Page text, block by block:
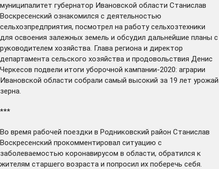
муниципалитет губернатор Ивановской области Станислав
Воскресенский ознакомился с деятельностью
сельхозпредприятия, посмотрел на работу сельхозтехники
для освоения залежных земель и обсудил дальнейшие планы с
руководителем хозяйства. Глава региона и директор
департамента сельского хозяйства и продовольствия Денис
Черкесов подвели итоги уборочной кампании-2020: аграрии
Ивановской области собрали самый высокий за 19 лет урожай
зерна.
***
Во время рабочей поездки в Родниковский район Станислав
Воскресенский прокомментировал ситуацию с
заболеваемостью коронавирусом в области, обратился к
жителям старшего возраста и попросил их поберечь себя.